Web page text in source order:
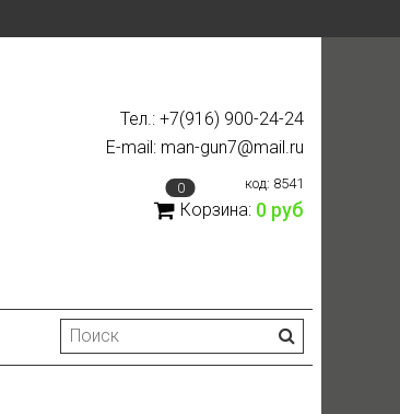
Тел.: +7(916) 900-24-24
E-mail: man-gun7@mail.ru
код: 8541
0
Корзина: 0 руб